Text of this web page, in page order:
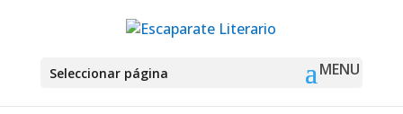
Seleccionar página